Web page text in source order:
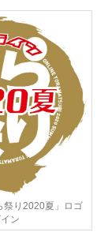
り2020夏」ロゴ
ン